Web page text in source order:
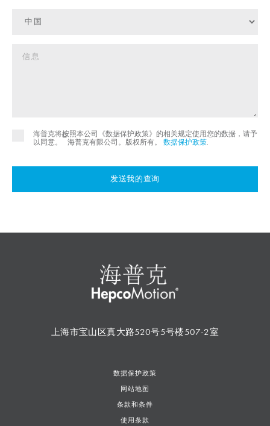
海普克将按照本公司《数据保护政策》的相关规定使用您的数据，请予
以同意。
©
海普克有限公司。版权所有。 数据保护政策
发送我的查询
上海市宝山区真大路520号5号楼507-2室
数据保护政策
网站地图
条款和条件
使用条款